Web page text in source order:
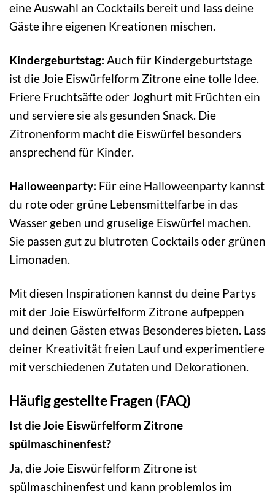
eine Auswahl an Cocktails bereit und lass deine
Gäste ihre eigenen Kreationen mischen.
Kindergeburtstag: Auch für Kindergeburtstage
ist die Joie Eiswürfelform Zitrone eine tolle Idee.
Friere Fruchtsäfte oder Joghurt mit Früchten ein
und serviere sie als gesunden Snack. Die
Zitronenform macht die Eiswürfel besonders
ansprechend für Kinder.
Halloweenparty: Für eine Halloweenparty kannst
du rote oder grüne Lebensmittelfarbe in das
Wasser geben und gruselige Eiswürfel machen.
Sie passen gut zu blutroten Cocktails oder grünen
Limonaden.
Mit diesen Inspirationen kannst du deine Partys
mit der Joie Eiswürfelform Zitrone aufpeppen
und deinen Gästen etwas Besonderes bieten. Lass
deiner Kreativität freien Lauf und experimentiere
mit verschiedenen Zutaten und Dekorationen.
Häufig gestellte Fragen (FAQ)
Ist die Joie Eiswürfelform Zitrone
spülmaschinenfest?
Ja, die Joie Eiswürfelform Zitrone ist
spülmaschinenfest und kann problemlos im